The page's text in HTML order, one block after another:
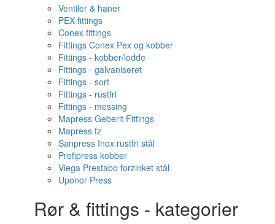
Ventiler & haner
PEX fittings
Conex fittings
Fittings Conex Pex og kobber
Fittings - kobber/lodde
Fittings - galvaniseret
Fittings - sort
Fittings - rustfri
Fittings - messing
Mapress Geberit Fittings
Mapress fz
Sanpress Inox rustfri stål
Profipress kobber
Viega Prestabo forzinket stål
Uponor Press
Rør & fittings - kategorier